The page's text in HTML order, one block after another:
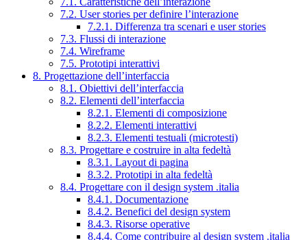
7.2. User stories per definire l’interazione
7.2.1. Differenza tra scenari e user stories
7.3. Flussi di interazione
7.4. Wireframe
7.5. Prototipi interattivi
8. Progettazione dell’interfaccia
8.1. Obiettivi dell’interfaccia
8.2. Elementi dell’interfaccia
8.2.1. Elementi di composizione
8.2.2. Elementi interattivi
8.2.3. Elementi testuali (microtesti)
8.3. Progettare e costruire in alta fedeltà
8.3.1. Layout di pagina
8.3.2. Prototipi in alta fedeltà
8.4. Progettare con il design system .italia
8.4.1. Documentazione
8.4.2. Benefici del design system
8.4.3. Risorse operative
8.4.4. Come contribuire al design system .italia